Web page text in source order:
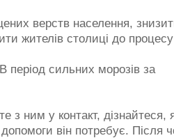
верств населення,
жителів столиці до процесу
сильних морозів за
з ним у контакт, дізнайтеся,
він потребує. Після